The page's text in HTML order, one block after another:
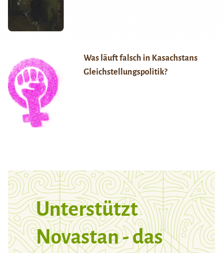
Was läuft falsch in Kasachstans
Gleichstellungspolitik?
Unterstützt
Novastan - das